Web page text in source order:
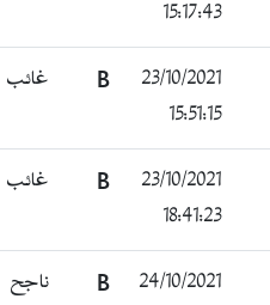
15:17:43
23/10/2021
15:51:15
B غائب
23/10/2021
18:41:23
B غائب
24/10/2021
B ناجح